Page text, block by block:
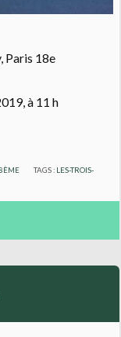
Paris 18e
à 11 h
TAGS : LES-TROIS-